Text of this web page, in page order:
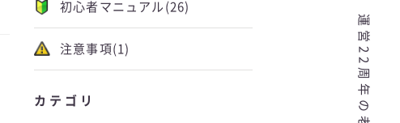
初心者マニュアル (26)
注意事項 (1)
カテゴリ